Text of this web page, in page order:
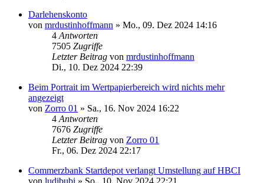
Darlehenskonto
von mrdustinhoffmann » Mo., 09. Dez 2024 14:16
4 Antworten
7505 Zugriffe
Letzter Beitrag von mrdustinhoffmann
Di., 10. Dez 2024 22:39
Beim Portrait im Wertpapierbereich wird nichts mehr
angezeigt
von Zorro 01 » Sa., 16. Nov 2024 16:22
4 Antworten
7676 Zugriffe
Letzter Beitrag von Zorro 01
Fr., 06. Dez 2024 22:17
Commerzbank Startdepot verlangt Umstellung auf HBCI
von ludibubi » So., 10. Nov 2024 22:21